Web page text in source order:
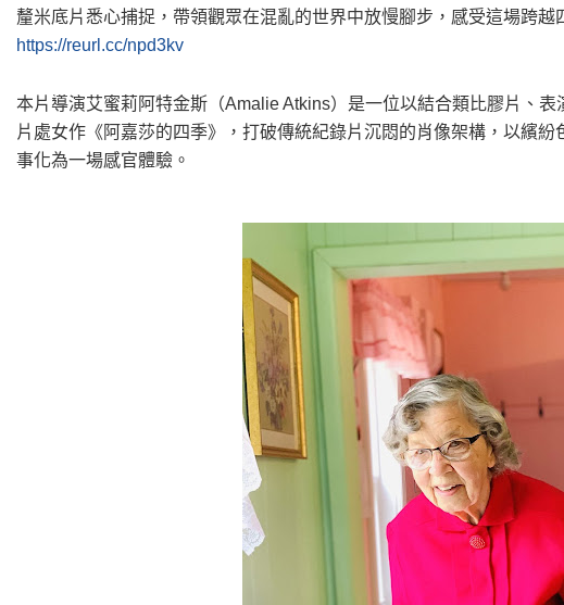
釐米底片悉心捕捉，帶領觀眾在混亂的世界中放慢腳步，感受這場跨越
https://reurl.cc/npd3kv
本片導演艾蜜莉阿特金斯（Amalie Atkins）是一位以結合類比膠片、
片處女作《阿嘉莎的四季》，打破傳統紀錄片沉悶的肖像架構，以繽
事化為一場感官體驗。